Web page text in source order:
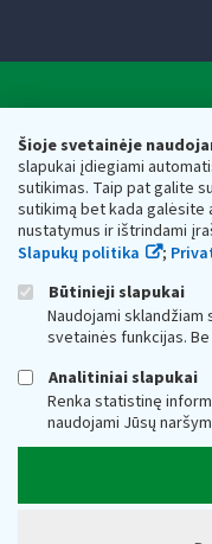
Šioje svetainėje
slapukai įdiegiami
sutikimas. Taip pat galite
sutikimą bet kada
nustatymus ir ištrindami
Slapukų politika
;
Būtinieji slapukai
Naudojami
svetainės funkcijas.
Analitiniai slapukai
Renka statistinę
naudojami Jūsų
Respublikos
Biudžetinė įstaiga.
adresas: Vasario 16-osios
vmi@vmi.lt, E. pristatymo
Duomenys apie
Respublikos finansų